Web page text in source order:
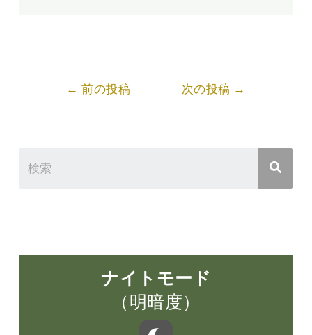
← 前の投稿 次の投稿 →
ナイトモード
（明暗度）